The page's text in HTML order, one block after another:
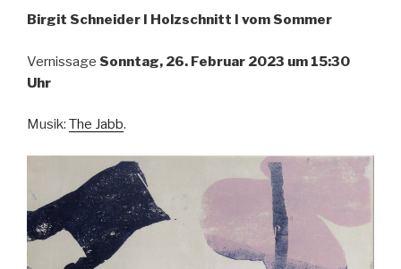
Birgit Schneider I Holzschnitt I vom Sommer
Vernissage Sonntag, 26. Februar 2023 um 15:30
Uhr
Musik: The Jabb.